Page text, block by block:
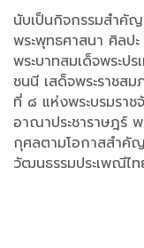
นับเป็นกิจกรรมสำคั
พระพุทธศาสนา ศิลป
พระบาทสมเด็จพระป
ชนนี เสด็จพระราชส
ที่ ๘ แห่งพระบรมรา
อาณาประชาราษฎร์
กุศลตามโอกาสสำคั
วัฒนธรรมประเพณีไ